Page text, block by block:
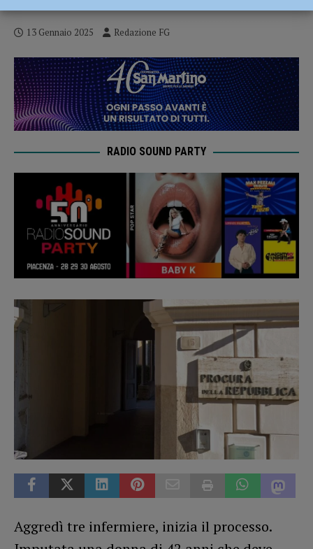
13 Gennaio 2025 Redazione FG
RADIO SOUND PARTY
Aggredì tre infermiere, inizia il processo.